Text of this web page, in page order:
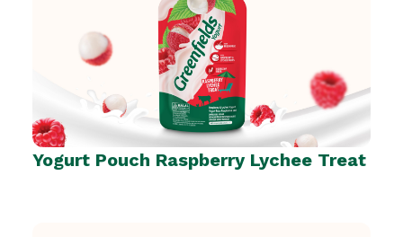
Yogurt Pouch Raspberry Lychee Treat